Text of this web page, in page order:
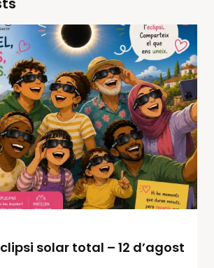
solar total – 12 d’agost